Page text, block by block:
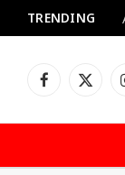
TRENDING
Facebook
X